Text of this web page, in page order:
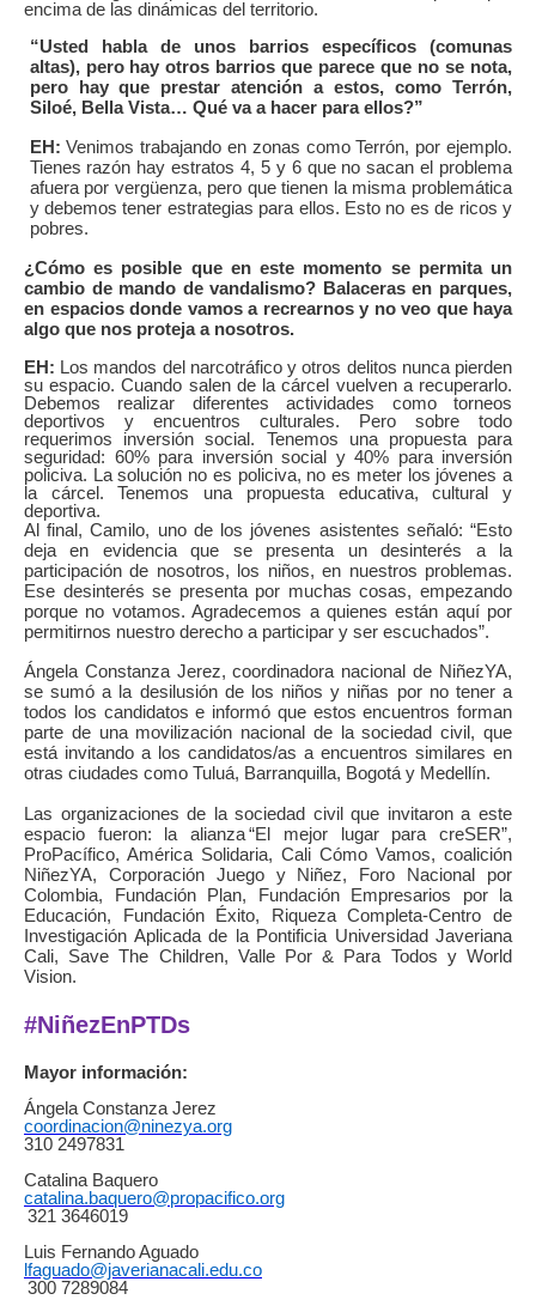
encima de las dinámicas del territorio.
“Usted habla de unos barrios específicos (comunas
altas), pero hay otros barrios que parece que no se nota,
pero hay que prestar atención a estos, como Terrón,
Siloé, Bella Vista… Qué va a hacer para ellos?”
EH:Venimos trabajando en zonas como Terrón, por ejemplo.
Tienes razón hay estratos 4, 5 y 6 que no sacan el problema
afuera por vergüenza, pero que tienen la misma problemática
y debemos tener estrategias para ellos. Esto no es de ricos y
pobres.
¿Cómo es posible que en este momento se permita un
cambio de mando de vandalismo? Balaceras en parques,
en espacios donde vamos a recrearnos y no veo que haya
algo que nos proteja a nosotros.
EH: Los mandos del narcotráfico y otros delitos nunca pierden
su espacio. Cuando salen de la cárcel vuelven a recuperarlo.
Debemos realizar diferentes actividades como torneos
deportivos y encuentros culturales. Pero sobre todo
requerimos inversión social. Tenemos una propuesta para
seguridad: 60% para inversión social y 40% para inversión
policiva. La solución no es policiva, no es meter los jóvenes a
la cárcel. Tenemos una propuesta educativa, cultural y
deportiva.
Al final, Camilo, uno de los jóvenes asistentes señaló: “Esto
deja en evidencia que se presenta un desinterés a la
participación de nosotros, los niños, en nuestros problemas.
Ese desinterés se presenta por muchas cosas, empezando
porque no votamos. Agradecemos a quienes están aquí por
permitirnos nuestro derecho a participar y ser escuchados”.
Ángela Constanza Jerez, coordinadora nacional de NiñezYA,
se sumó a la desilusión de los niños y niñas por no tener a
todos los candidatos e informó que estos encuentros forman
parte de una movilización nacional de la sociedad civil, que
está invitando a los candidatos/as a encuentros similares en
otras ciudades como Tuluá, Barranquilla, Bogotá y Medellín.
Las organizaciones de la sociedad civil que invitaron a este
espacio fueron: la alianza “El mejor lugar para creSER”,
ProPacífico, América Solidaria, Cali Cómo Vamos, coalición
NiñezYA, Corporación Juego y Niñez, Foro Nacional por
Colombia, Fundación Plan, Fundación Empresarios por la
Educación, Fundación Éxito, Riqueza Completa-Centro de
Investigación Aplicada de la Pontificia Universidad Javeriana
Cali, Save The Children, Valle Por & Para Todos y World
Vision.
#NiñezEnPTDs
Mayor información:
Ángela Constanza Jerez
coordinacion@ninezya.org
310 2497831
Catalina Baquero
catalina.baquero@propacifico.org
321 3646019
Luis Fernando Aguado
lfaguado@javerianacali.edu.co
300 7289084